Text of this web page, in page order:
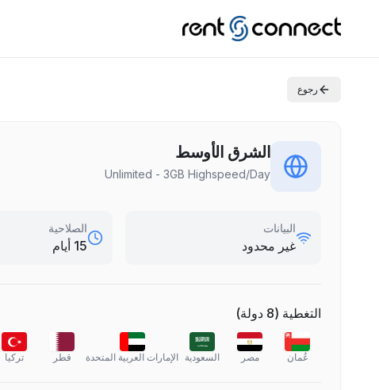
رجوع
الشرق الأوسط
Unlimited - 3GB Highspeed/Day
البيانات
غير محدود
الصلاحية
15 أيام
التغطية (
8 دولة)
عُمان مصر السعودية الإمارات العربية المتحدة قطر تركيا